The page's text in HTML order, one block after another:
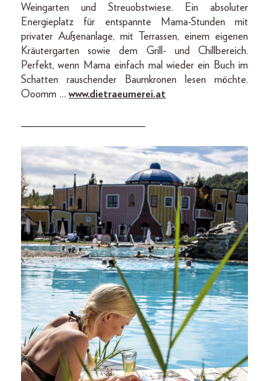
Weingarten und Streuobstwiese. Ein absoluter
Energieplatz für entspannte Mama-Stunden mit
privater Außenanlage, mit Terrassen, einem eigenen
Kräutergarten sowie dem Grill- und Chillbereich.
Perfekt, wenn Mama einfach mal wieder ein Buch im
Schatten rauschender Baumkronen lesen möchte.
Ooomm … www.dietraeumerei.at
_______________________